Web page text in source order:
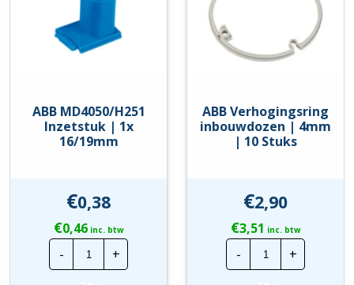
ABB MD4050/H251
Inzetstuk | 1x
16/19mm
€0,38
€0,46inc. btw
-
ABB
MD4050/H251
Inzetstuk
+
ABB Verhogingsring
inbouwdozen | 4mm
| 10 Stuks
€2,90
€3,51 inc. btw
-
ABB
inbouwdozen
+